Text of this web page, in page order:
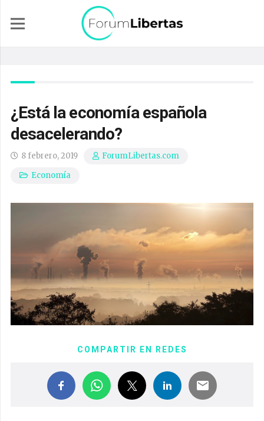
¿Está la economía española
desacelerando?
8 febrero, 2019
ForumLibertas.com
Economía
COMPARTIR EN REDES